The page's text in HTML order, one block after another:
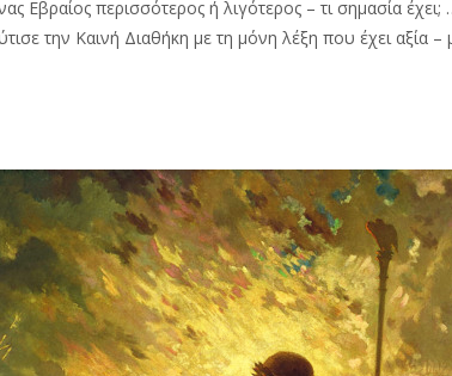
Εβραίος περισσότερος ή λιγότερος – τι σημασία
την Καινή Διαθήκη με τη μόνη λέξη που έχει αξία –